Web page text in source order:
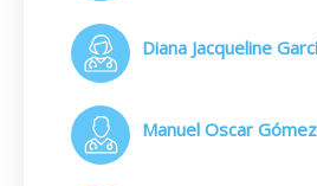
Diana Jacqueline
Manuel Oscar